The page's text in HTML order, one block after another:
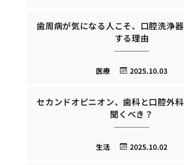
歯周病が気になる人こそ、口腔洗浄
する理由
2025.10.03
医療
セカンドオピニオン、歯科と口腔外
聞くべき？
2025.10.02
生活